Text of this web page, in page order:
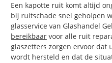
Een kapotte ruit komt altijd
bij ruitschade snel geholpen
glasservice van Glashandel
bereikbaar voor alle ruit
glaszetters zorgen ervoor dat
wordt hersteld en dat de